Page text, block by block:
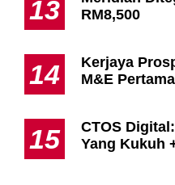
13
RM8,500
14
Kerjaya
M&E
15
CTOS
Yang Kukuh